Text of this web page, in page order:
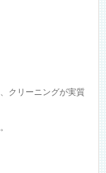
クリーニングが実質